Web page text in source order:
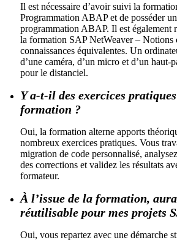
Il est nécessaire d’avoir suivi la
Programmation ABAP et de posséder
programmation ABAP. Il est également
la formation SAP NetWeaver – Notions
connaissances équivalentes. Un
d’une caméra, d’un micro et d’un haut-
pour le distanciel.
Y a-t-il des exercices
formation ?
Oui, la formation alterne apports
nombreux exercices pratiques. Vous
migration de code personnalisé,
des corrections et validez les résultats
formateur.
À l’issue de la formation,
réutilisable pour mes projets
Oui, vous repartez avec une démarche